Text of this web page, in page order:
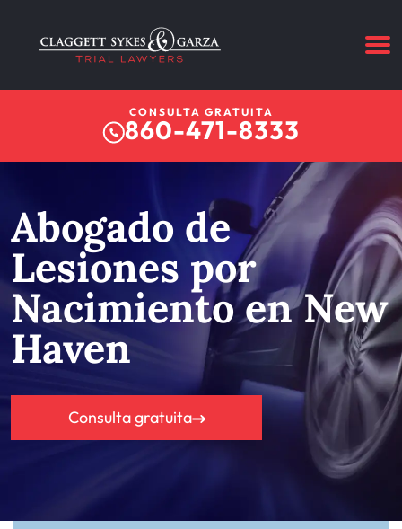
CONSULTA GRATUITA
860-471-8333
Abogado de
Lesiones por
Nacimiento en New
Haven
Consulta gratuita